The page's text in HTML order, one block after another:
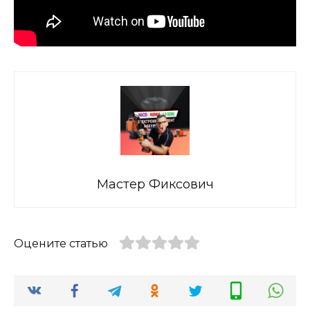
Мастер Фиксович
Оцените статью